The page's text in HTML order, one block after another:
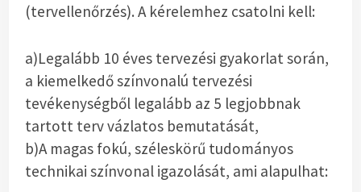
(tervellenőrzés). A kérelemhez csatolni kell:
a)Legalább 10 éves tervezési gyakorlat során,
a kiemelkedő színvonalú tervezési
tevékenységből legalább az 5 legjobbnak
tartott terv vázlatos bemutatását,
b)A magas fokú, széleskörű tudományos
technikai színvonal igazolását, ami alapulhat: